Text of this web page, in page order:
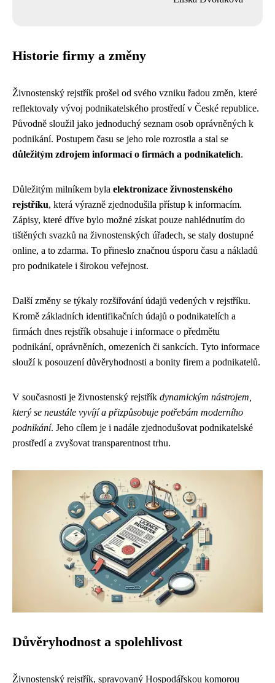
Historie firmy a změny
Živnostenský rejstřík prošel od svého vzniku řadou změn, které
reflektovaly vývoj podnikatelského prostředí v České republice.
Původně sloužil jako jednoduchý seznam osob oprávněných k
podnikání. Postupem času se jeho role rozrostla a stal se
důležitým zdrojem informací o firmách a podnikatelích.
Důležitým milníkem byla elektronizace živnostenského
rejstříku, která výrazně zjednodušila přístup k informacím.
Zápisy, které dříve bylo možné získat pouze nahlédnutím do
tištěných svazků na živnostenských úřadech, se staly dostupné
online, a to zdarma. To přineslo značnou úsporu času a nákladů
pro podnikatele i širokou veřejnost.
Další změny se týkaly rozšiřování údajů vedených v rejstříku.
Kromě základních identifikačních údajů o podnikatelích a
firmách dnes rejstřík obsahuje i informace o předmětu
podnikání, oprávněních, omezeních či sankcích. Tyto informace
slouží k posouzení důvěryhodnosti a bonity firem a podnikatelů.
V současnosti je živnostenský rejstřík dynamickým nástrojem,
který se neustále vyvíjí a přizpůsobuje potřebám moderního
podnikání. Jeho cílem je i nadále zjednodušovat podnikatelské
prostředí a zvyšovat transparentnost trhu.
Důvěryhodnost a spolehlivost
Živnostenský rejstřík, spravovaný Hospodářskou komorou